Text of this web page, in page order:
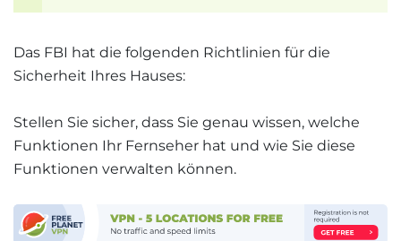
Das FBI hat die folgenden Richtlinien für die
Sicherheit Ihres Hauses:
Stellen Sie sicher, dass Sie genau wissen, welche
Funktionen Ihr Fernseher hat und wie Sie diese
Funktionen verwalten können.